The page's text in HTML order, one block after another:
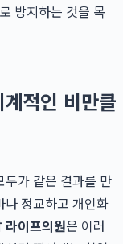
방지하는 것을 목
적인 비만클
두가 같은 결과를 만
나 정교하고 개인화
라이프의원은 이러